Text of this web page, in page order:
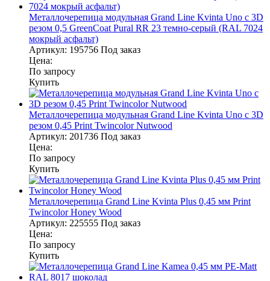
Металлочерепица модульная Grand Line Kvinta Uno c 3D
резом 0,5 GreenСoat Pural RR 23 темно-серый (RAL 7024
мокрый асфальт)
Артикул: 195756 Под заказ
Цена:
По запросу
Купить
Металлочерепица модульная Grand Line Kvinta Uno c 3D
резом 0,45 Print Twincolor Nutwood
Артикул: 201736 Под заказ
Цена:
По запросу
Купить
Металлочерепица Grand Line Kvinta Plus 0,45 мм Print
Twincolor Honey Wood
Артикул: 225555 Под заказ
Цена:
По запросу
Купить